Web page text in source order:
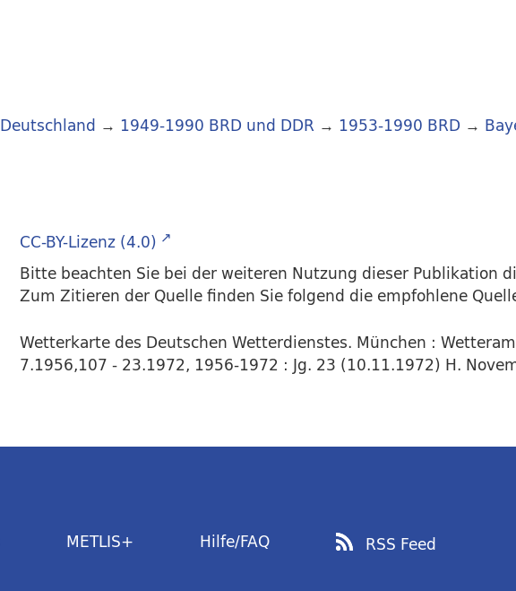
Deutschland → 1949-1990 BRD und DDR → 1953-1990 BRD →
CC-BY-Lizenz (4.0)
Bitte beachten Sie bei der weiteren Nutzung dieser Publikation
Zum Zitieren der Quelle finden Sie folgend die empfohlene
Wetterkarte des Deutschen Wetterdienstes. München :
7.1956,107 - 23.1972, 1956-1972 : Jg. 23 (10.11.1972) H.
METLIS+ Hilfe/FAQ RSS Feed